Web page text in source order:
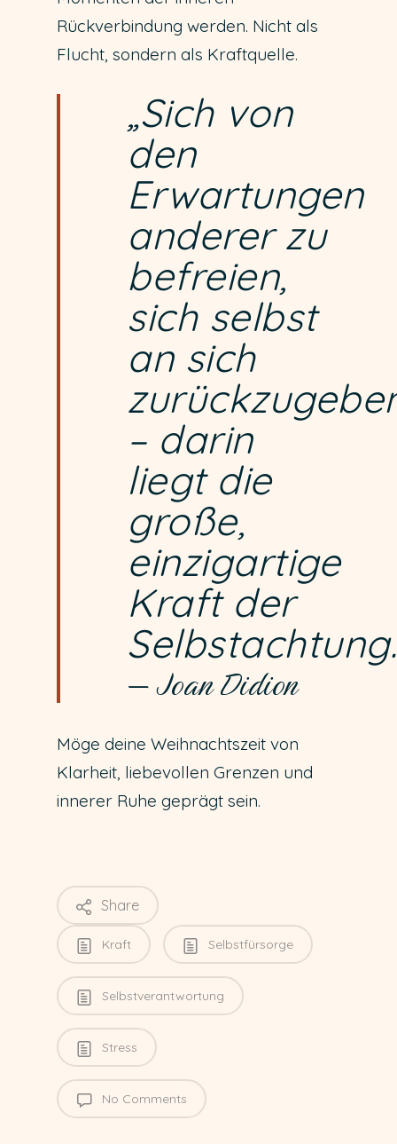
Rückverbindung werden. Nicht als
Flucht, sondern als Kraftquelle.
„Sich von
den
Erwartungen
anderer zu
befreien,
sich selbst
an sich
– darin
liegt die
große,
einzigartige
Kraft der
— Joan Didion
Möge deine Weihnachtszeit von
Klarheit, liebevollen Grenzen und
innerer Ruhe geprägt sein.
Share
Kraft Selbstfürsorge
Selbstverantwortung
Stress
No Comments